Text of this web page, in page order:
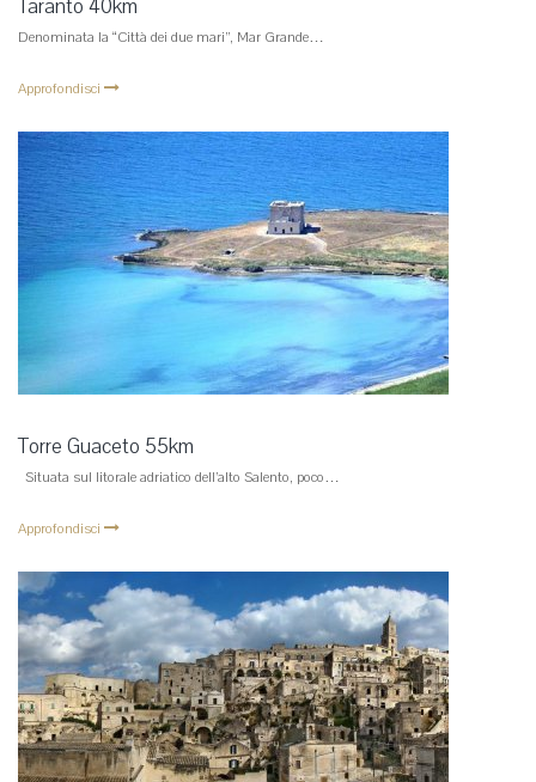
Taranto 40km
Denominata la “Città dei due mari”, Mar Grande…
Approfondisci
Torre Guaceto 55km
Situata sul litorale adriatico dell’alto Salento, poco…
Approfondisci